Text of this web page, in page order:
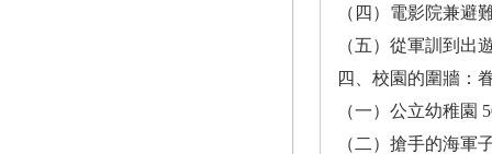
（四）電影院兼避
（五）從軍訓到出
四、校園的圍牆：
（一）公立幼稚園
（二）搶手的海軍